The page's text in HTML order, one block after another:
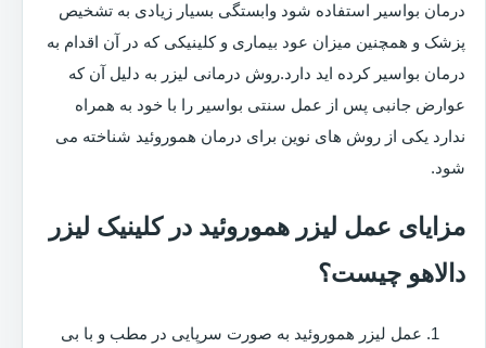
درمان بواسیر استفاده شود وابستگی بسیار زیادی به تشخیص
پزشک و همچنین میزان عود بیماری و کلینیکی که در آن اقدام به
درمان بواسیر کرده اید دارد.روش درمانی لیزر به دلیل آن که
عوارض جانبی پس از عمل سنتی بواسیر را با خود به همراه
ندارد یکی از روش های نوین برای درمان هموروئید شناخته می
شود.
مزایای عمل لیزر هموروئید در کلینیک لیزر
دالاهو چیست؟
عمل لیزر هموروئید به صورت سرپایی در مطب و با بی